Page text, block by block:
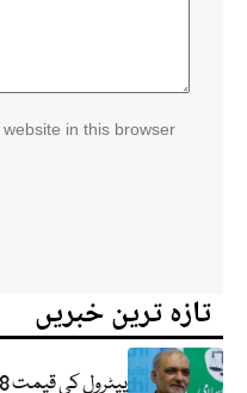
in this browser
تازہ ترین خبریں